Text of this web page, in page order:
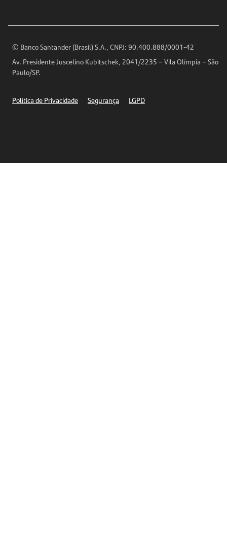
Encontre nossas agências
Horários de Atendimento
Telefones
© Banco Santander (Brasil) S.A., CNPJ: 90.400.888/0001-42
Av. Presidente Juscelino Kubitschek, 2041/2235 – Vila Olímpia – São
Paulo/SP.
Política de Privacidade Segurança LGPD